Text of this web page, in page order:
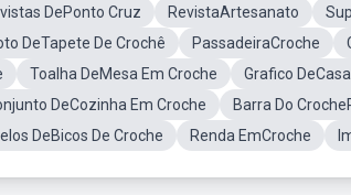
DePonto Cruz RevistaArtesanato
DeTapete De Crochê PassadeiraCroche
Toalha DeMesa Em Croche
Grafico
DeCozinha Em Croche Barra Do
DeBicos De Croche Renda EmCroche